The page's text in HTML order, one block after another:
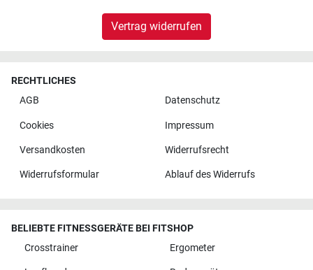
Vertrag widerrufen
RECHTLICHES
AGB
Datenschutz
Cookies Impressum
Versandkosten Widerrufsrecht
Widerrufsformular Ablauf des Widerrufs
BELIEBTE FITNESSGERÄTE BEI FITSHOP
Crosstrainer
Ergometer